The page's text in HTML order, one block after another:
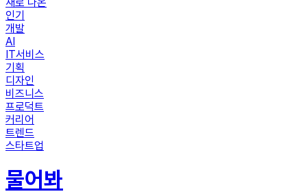
인기
개발
AI
IT서비스
기획
디자인
비즈니스
프로덕트
커리어
트렌드
스타트업
물어봐